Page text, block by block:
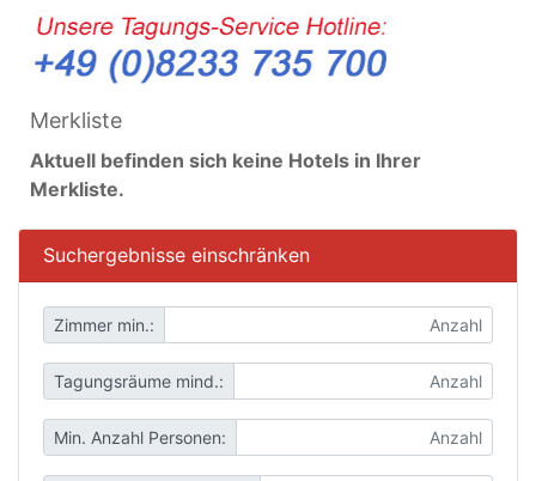
Merkliste
Aktuell befinden sich keine Hotels in Ihrer
Merkliste.
Suchergebnisse einschränken
Zimmer min.:
Tagungsräume mind.:
Min. Anzahl Personen: